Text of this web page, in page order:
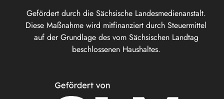
Gefördert durch die Sächsische Landesmedienanstalt.
Diese Maßnahme wird mitfinanziert durch Steuermittel
auf der Grundlage des vom Sächsischen Landtag
beschlossenen Haushaltes.